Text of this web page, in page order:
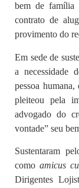
bem de família
contrato de
provimento do
Em sede de
a necessidade
pessoa
pleiteou pela
advogado do
vontade” seu
Sustentaram
como amicus
Dirigentes